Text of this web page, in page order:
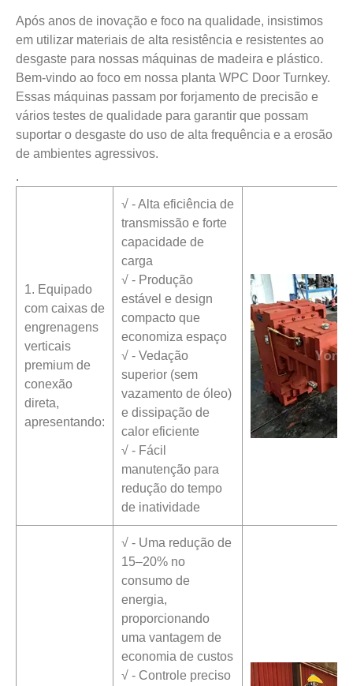
Após anos de inovação e foco na qualidade, insistimos
em utilizar materiais de alta resistência e resistentes ao
desgaste para nossas máquinas de madeira e plástico.
Bem-vindo ao foco em nossa planta WPC Door Turnkey.
Essas máquinas passam por forjamento de precisão e
vários testes de qualidade para garantir que possam
suportar o desgaste do uso de alta frequência e a erosão
de ambientes agressivos.
.
1. Equipado
com caixas de
engrenagens
verticais
premium de
conexão
direta,
apresentando:
√ - Alta eficiência de
transmissão e forte
capacidade de
carga
√ - Produção
estável e design
compacto que
economiza espaço
√ - Vedação
superior (sem
vazamento de óleo)
e dissipação de
calor eficiente
√ - Fácil
manutenção para
redução do tempo
de inatividade
√ - Uma redução de
15–20% no
consumo de
energia,
proporcionando
uma vantagem de
economia de custos
√ - Controle preciso